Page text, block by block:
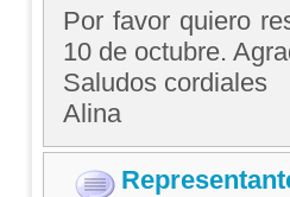
Por favor quiero
10 de octubre.
Saludos cordiales
Alina